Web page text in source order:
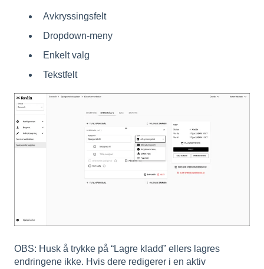
Avkryssingsfelt
Dropdown-meny
Enkelt valg
Tekstfelt
OBS: Husk å trykke på “Lagre kladd” ellers lagres
endringene ikke. Hvis dere redigerer i en aktiv